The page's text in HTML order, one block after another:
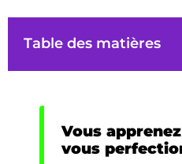
Table des matières
Vous
vous